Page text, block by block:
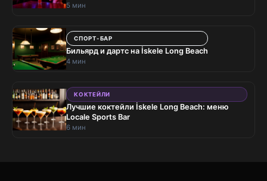
5 мин
СПОРТ-БАР
Бильярд и дартс на İskele Long Beach
4 мин
КОКТЕЙЛИ
Лучшие коктейли İskele Long Beach: меню
Locale Sports Bar
6 мин